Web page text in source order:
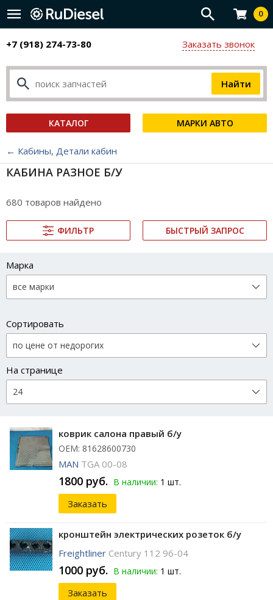
0
+7 (918) 274-73-80 Заказать звонок
КАТАЛОГ МАРКИ АВТО
← Кабины, Детали кабин
КАБИНА РАЗНОЕ Б/У
680 товаров найдено
ФИЛЬТР БЫСТРЫЙ ЗАПРОС
Марка
Сортировать
На странице
коврик салона правый б/у
ОЕМ: 81628600730
MAN TGA 00-08
1800 руб. В наличии: 1 шт.
Заказать
кронштейн электрических розеток б/у
Freightliner Century 112 96-04
1000 руб. В наличии: 1 шт.
Заказать